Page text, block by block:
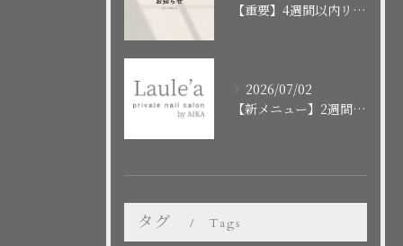
【重要】4週間以内リピートクーポンの終了に関するお知らせ
2026/07/02
【新メニュー】2週間で消えるお洒落タトゥー「ジャグアタトゥー」はじめました！
タグ Tags